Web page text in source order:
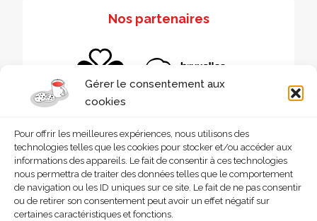
Gérer le consentement aux
cookies
Pour offrir les meilleures expériences, nous utilisons des
technologies telles que les cookies pour stocker et/ou accéder aux
informations des appareils. Le fait de consentir à ces technologies
nous permettra de traiter des données telles que le comportement
de navigation ou les ID uniques sur ce site. Le fait de ne pas consentir
ou de retirer son consentement peut avoir un effet négatif sur
certaines caractéristiques et fonctions.
Nos partenaires